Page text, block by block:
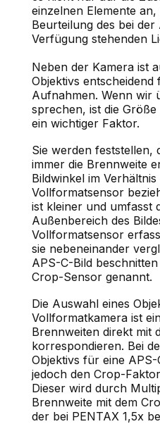
einzelnen Elemente
Beurteilung des bei
Verfügung stehenden
Neben der Kamera ist
Objektivs entscheidend
Aufnahmen. Wenn wir
sprechen, ist die
ein wichtiger Faktor.
Sie werden feststellen,
immer die Brennweite
Bildwinkel im
Vollformatsensor
ist kleiner und umfasst
Außenbereich des
Vollformatsensor
sie nebeneinander
APS-C-Bild
Crop-Sensor genannt.
Die Auswahl eines
Vollformatkamera ist
Brennweiten direkt mit
korrespondieren. Bei
Objektivs für eine
jedoch den Crop-
Dieser wird durch
Brennweite mit dem
der bei PENTAX 1,5x